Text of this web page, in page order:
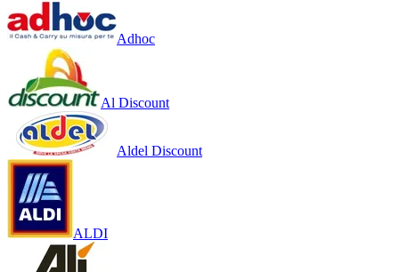
Adhoc
Al Discount
Aldel Discount
ALDI